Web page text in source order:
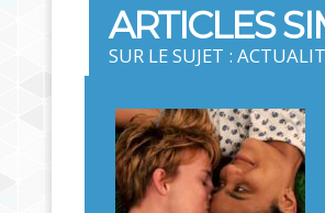
ARTICLES
SUR LE SUJET :